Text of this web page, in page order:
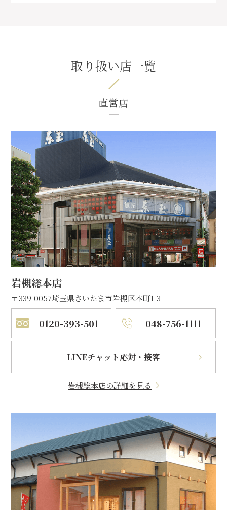
取り扱い店一覧
直営店
岩槻総本店
〒339-0057埼玉県さいたま市岩槻区本町1-3
0120-393-501 048-756-1111
LINEチャット応対・接客
岩槻総本店の詳細を見る